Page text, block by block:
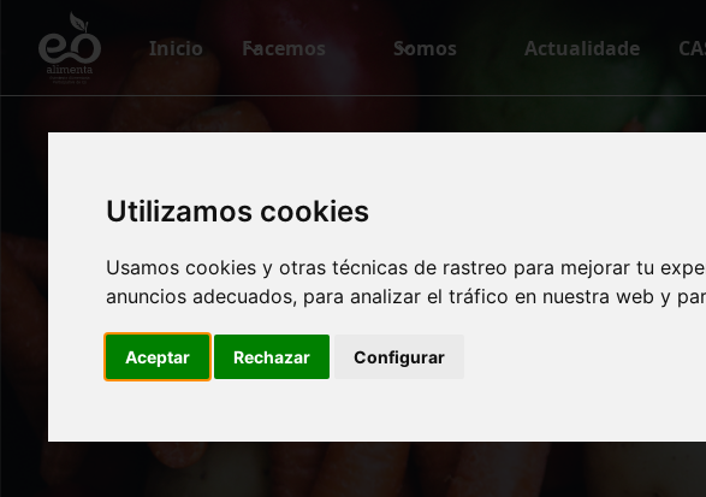
Utilizamos cookies
Usamos cookies y otras técnicas de rastreo para mejorar tu
anuncios adecuados, para analizar el tráfico en nuestra web y
Aceptar Rechazar Configurar
Inicio Facemos Somos Actualidade